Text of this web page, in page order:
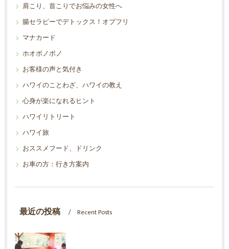
肩こり、首こりでお悩みの女性へ
腸セラピーでデトックス！オプフリ
マナカード
ホオポノポノ
お客様の声と気付き
ハワイのことわざ、ハワイの教え
心身が楽になれるヒント
ハワイリトリート
ハワイ旅
おススメフード、ドリンク
お車の方：行き方案内
最近の投稿 Recent Posts